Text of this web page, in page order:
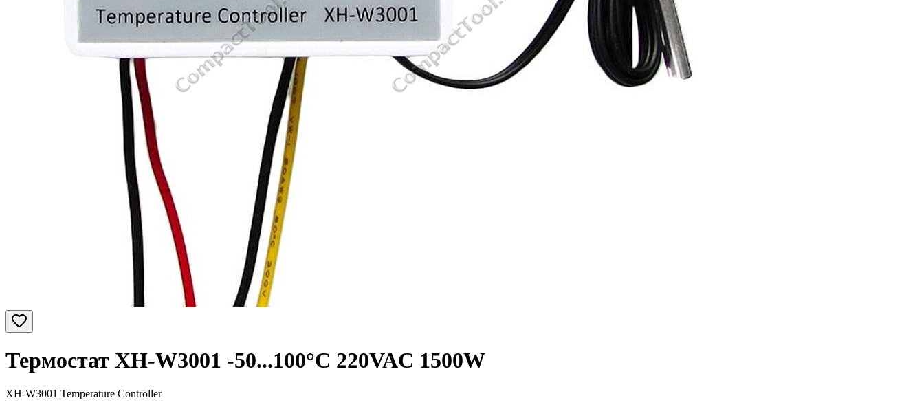
Термостат XH-W3001 -50...100°С 220VAC 1500W
XH-W3001 Temperature Controller